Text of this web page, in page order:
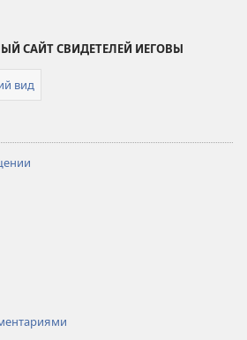
САЙТ СВИДЕТЕЛЕЙ ИЕГОВЫ
вид